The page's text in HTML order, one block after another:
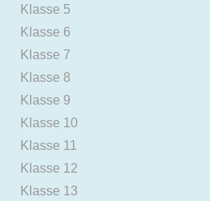
Klasse 5
Klasse 6
Klasse 7
Klasse 8
Klasse 9
Klasse 10
Klasse 11
Klasse 12
Klasse 13